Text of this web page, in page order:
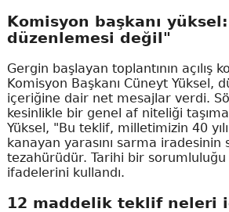
Komisyon başkanı
düzenlemesi değil"
Gergin başlayan toplantının açılış
Komisyon Başkanı Cüneyt Yüksel,
içeriğine dair net mesajlar verdi.
kesinlikle bir genel af niteliği
Yüksel, "Bu teklif, milletimizin 40
kanayan yarasını sarma iradesinin
tezahürüdür. Tarihi bir
ifadelerini kullandı.
12 maddelik teklif neleri